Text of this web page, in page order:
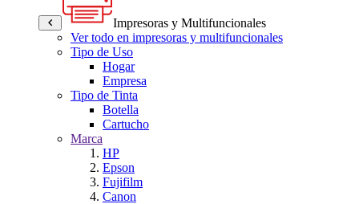
Impresoras y Multifuncionales
Ver todo en impresoras y multifuncionales
Tipo de Uso
Hogar
Empresa
Tipo de Tinta
Botella
Cartucho
Marca
HP
Epson
Fujifilm
Canon